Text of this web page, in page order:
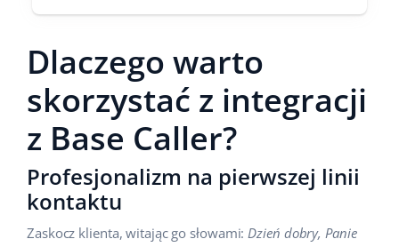
Dlaczego warto
skorzystać z integracji
z Base Caller?
Profesjonalizm na pierwszej linii
kontaktu
Zaskocz klienta, witając go słowami:Dzień dobry, Panie